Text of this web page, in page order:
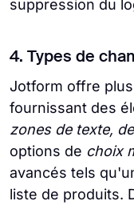
suppression du
4. Types de
Jotform offre
fournissant des
zones de texte,
options de choix
avancés tels
liste de produits.